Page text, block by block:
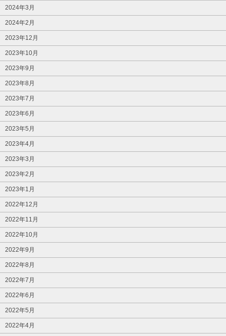
2024年3月
2024年2月
2023年12月
2023年10月
2023年9月
2023年8月
2023年7月
2023年6月
2023年5月
2023年4月
2023年3月
2023年2月
2023年1月
2022年12月
2022年11月
2022年10月
2022年9月
2022年8月
2022年7月
2022年6月
2022年5月
2022年4月